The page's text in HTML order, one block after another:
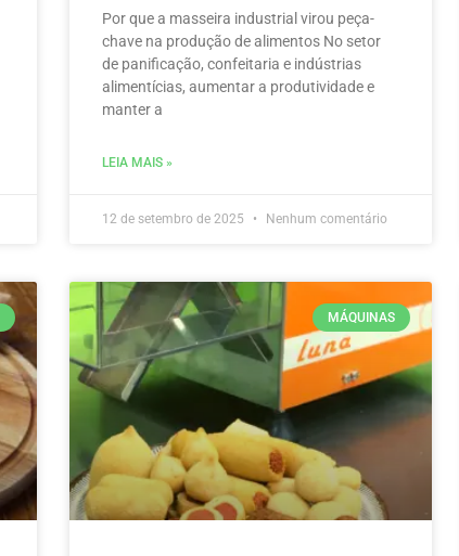
Por que a masseira industrial virou peça-
chave na produção de alimentos No setor
de panificação, confeitaria e indústrias
alimentícias, aumentar a produtividade e
manter a
LEIA MAIS »
12 de setembro de 2025 Nenhum comentário
MÁQUINAS